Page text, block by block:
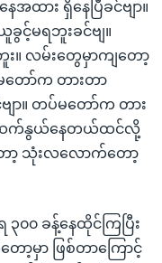
ထား ရှိနေပြီခင်ဗျာ။
ခွင့်မရဘူးခင်ဗျ။
လမ်းတွေမှာကျတော့
တော်က တားတာ
ျာ။ တပ်မတော်က တား
ဆက်နွယ်နေတယ်ထင်လို့
ော့ သုံးလလောက်တော့
၃၀၀ ခန့်နေထိုင်ကြပြီး
ော့မှာ ဖြစ်တာကြောင့်